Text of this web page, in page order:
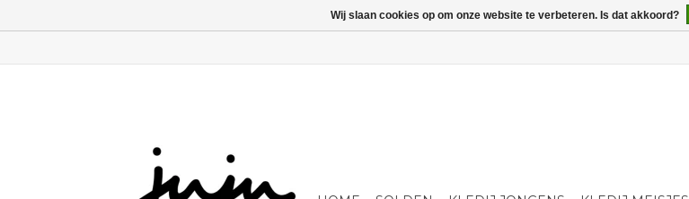
Wij slaan cookies op om onze website te verbeteren. Is dat akkoord?